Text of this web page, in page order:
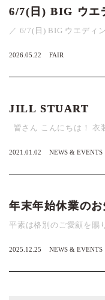
6/7(日) BIG ウエ
／ 6/7(日) BIG ウエディ
2026.05.22 FAIR
JILL STUART
皆さん こんにちは！
2021.01.02 NEWS & EVENTS
年末年始休業の
平素は格別のご愛顧を賜
2025.12.25 NEWS & EVENTS